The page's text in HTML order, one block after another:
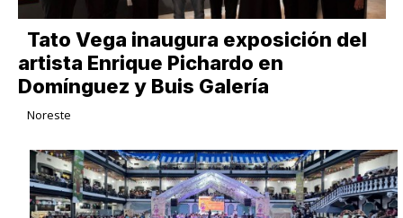
Tato Vega inaugura exposición del
artista Enrique Pichardo en
Domínguez y Buis Galería
Noreste